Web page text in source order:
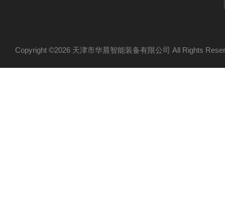
Copyright ©2026 天津市华晨智能装备有限公司 All Rights